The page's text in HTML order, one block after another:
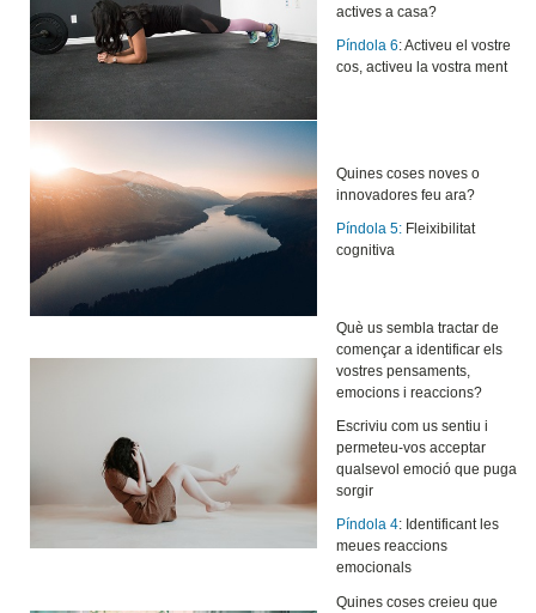
actives a casa?
Píndola 6: Activeu el vostre
cos, activeu la vostra ment
Quines coses noves o
innovadores feu ara?
Píndola 5: Fleixibilitat
cognitiva
Què us sembla tractar de
començar a identificar els
vostres pensaments,
emocions i reaccions?
Escriviu com us sentiu i
permeteu-vos acceptar
qualsevol emoció que puga
sorgir
Píndola 4: Identificant les
meues reaccions
emocionals
Quines coses creieu que